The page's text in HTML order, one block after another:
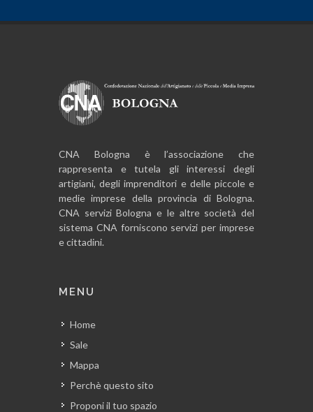
CNA Bologna è l’associazione che
rappresenta e tutela gli interessi degli
artigiani, degli imprenditori e delle piccole e
medie imprese della provincia di Bologna.
CNA servizi Bologna e le altre società del
sistema CNA forniscono servizi per imprese
e cittadini.
MENU
Home
Sale
Mappa
Perchè questo sito
Proponi il tuo spazio